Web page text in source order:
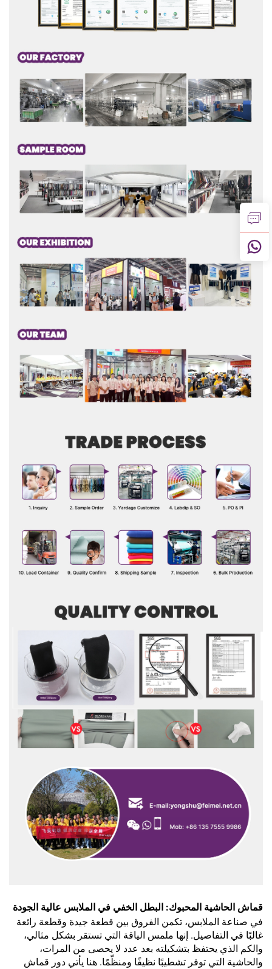
قماش الحاشية المحبوك: البطل الخفي في الملابس عالية الجودة
في صناعة الملابس، تكمن الفروق بين قطعة جيدة وقطعة رائعة
غالبًا في التفاصيل. إنها ملمس الياقة التي تستقر بشكل مثالي،
والكم الذي يحتفظ بتشكيلته بعد عدد لا يحصى من المرات،
والحاشية التي توفر تشطيبًا نظيفًا ومنظّمًا. هنا يأتي دور قماش